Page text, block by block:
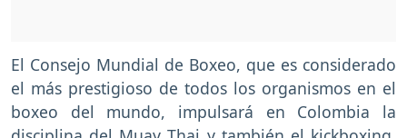
El Consejo Mundial de Boxeo, que es considerado
el más prestigioso de todos los organismos en el
boxeo del mundo, impulsará en Colombia la